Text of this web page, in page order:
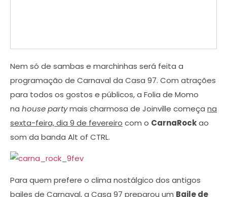
Nem só de sambas e marchinhas será feita a
programação de Carnaval da Casa 97. Com atrações
para todos os gostos e públicos, a Folia de Momo
na house partymais charmosa de Joinville começa na
sexta-feira, dia 9 de fevereiro com o CarnaRockao
som da banda Alt of CTRL.
Para quem prefere o clima nostálgico dos antigos
bailes de Carnaval, a Casa 97 preparou um Baile de